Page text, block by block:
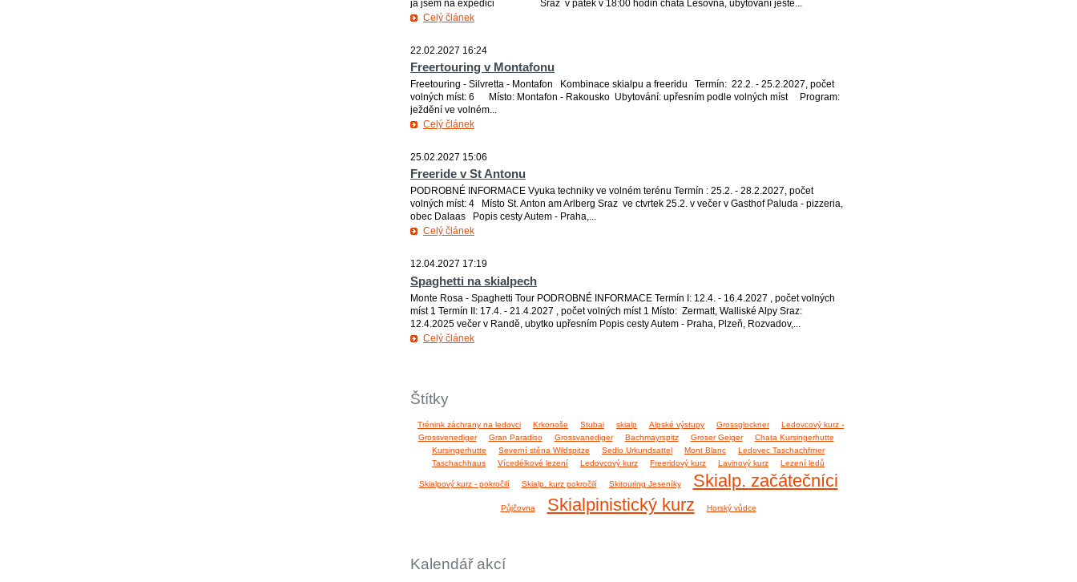
ja jsem na expedici Sraz v patek v 18:00 hodin chata Lesovna, ubytovaní ještě...
Celý článek
22.02.2027 16:24
Freertouring v Montafonu
Freetouring - Silvretta - Montafon Kombinace skialpu a freeridu Termín: 22.2. - 25.2.2027, počet
volných míst: 6 Místo: Montafon - Rakousko Ubytování: upřesním podle volných míst Program:
ježdění ve volném...
Celý článek
25.02.2027 15:06
Freeride v St Antonu
PODROBNÉ INFORMACE Vyuka techniky ve volném terénu Termín : 25.2. - 28.2.2027, počet
volných míst: 4 Místo St. Anton am Arlberg Sraz ve ctvrtek 25.2. v večer v Gasthof Paluda - pizzeria,
obec Dalaas Popis cesty Autem - Praha,...
Celý článek
12.04.2027 17:19
Spaghetti na skialpech
Monte Rosa - Spaghetti Tour PODROBNÉ INFORMACE Termín I: 12.4. - 16.4.2027 , počet volných
míst 1 Termín II: 17.4. - 21.4.2027 , počet volných míst 1 Místo: Zermatt, Walliské Alpy Sraz:
12.4.2025 večer v Randě, ubytko upřesním Popis cesty Autem - Praha, Plzeň, Rozvadov,...
Celý článek
Štítky
Trénink záchrany na ledovci Krkonoše Stubai skialp Alpské výstupy Grossglockner
Ledovcový kurz -
Grossvenediger
Gran Paradiso Grossvanediger Bachmayrspitz Groser Geiger
Chata Kursingerhutte
Kursingerhutte
Severní stěna Wildspitze Sedlo Urkundsattel Mont Blanc
Ledovec Taschachfrner
Taschachhaus
Vícedélkové lezení Ledovcový kurz Freeridový kurz Lavinový kurz Lezení ledů
Skialpový kurz - pokročilí Skialp. kurz pokročilí Skitouring Jeseníky Skialp. začátečníci
Půjčovna Skialpinistický kurz Horský vůdce
Kalendář akcí